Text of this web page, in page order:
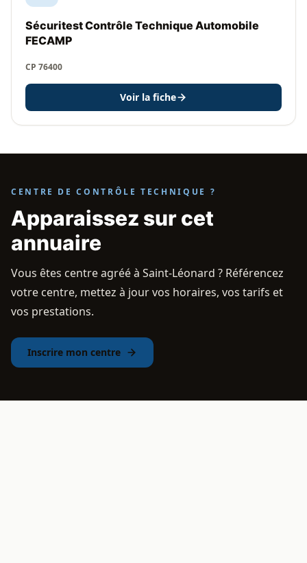
Sécuritest Contrôle Technique Automobile
FECAMP
CP 76400
Voir la fiche
CENTRE DE CONTRÔLE TECHNIQUE ?
Apparaissez sur cet
annuaire
Vous êtes centre agréé à Saint-Léonard ? Référencez
votre centre, mettez à jour vos horaires, vos tarifs et
vos prestations.
Inscrire mon centre